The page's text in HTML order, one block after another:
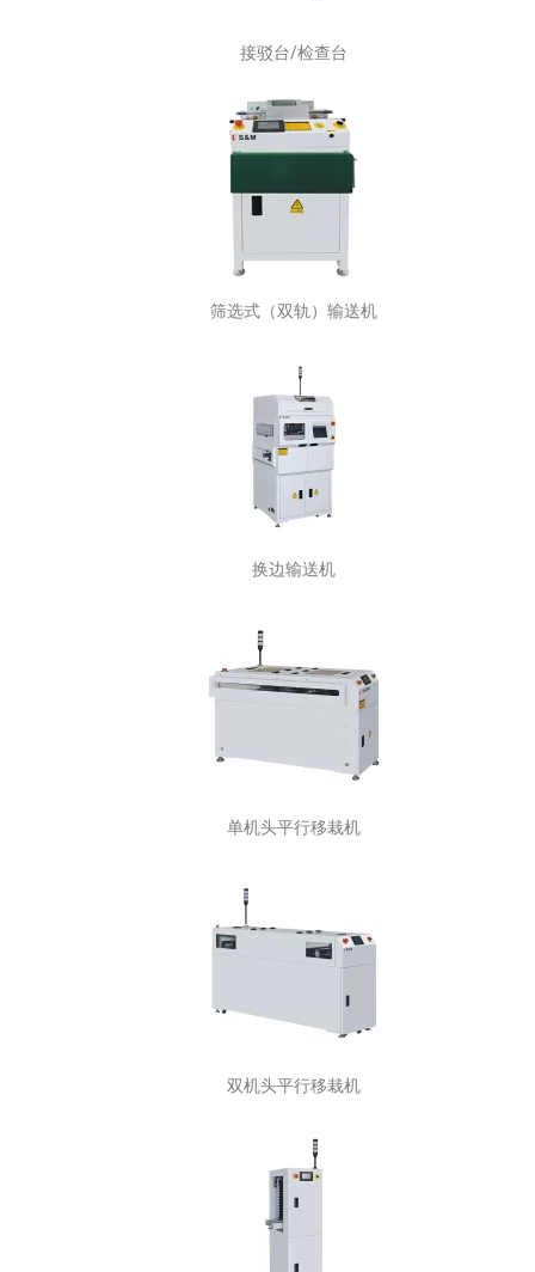
接驳台/检查台
筛选式（双轨）输送机
换边输送机
单机头平行移栽机
双机头平行移栽机